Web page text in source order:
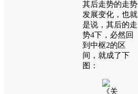
其后走势的走势
发展变化，也就
是说，其后的走
势4下，必然回
到中枢2的区
间，就成了下
图：